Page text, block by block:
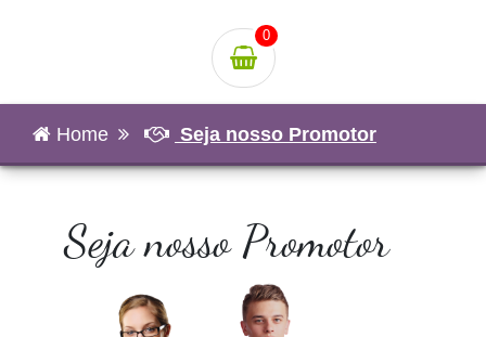
0
Home Seja nosso Promotor
Seja nosso Promotor